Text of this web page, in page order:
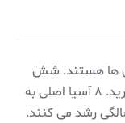
ها هستند. شش
دندان آسیا در بالا و شش دندان در پایین دارید. ۸ آسیا اصلی به